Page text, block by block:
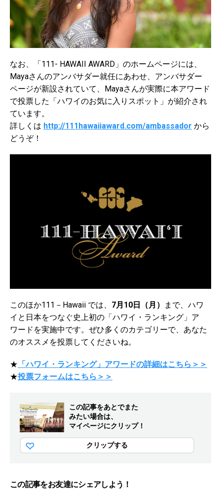
なお、「111- HAWAII AWARD」のホームページには、
Mayaさんのアンバサダー就任にあわせ、アンバサダー
ページが新設されていて、Mayaさんが実際に本アワード
で投票した「ハワイのお気に入りスポット」が紹介され
ています。
詳しくは http://111hawaiiaward.com/ambassador から
どうぞ！
このほか111－Hawaii では、 7月10日（月） まで、 ハワ
イと日本をつなぐ史上初の「ハワイ・ランキング」ア
ワードを実施中です。 ぜひ多くのカテゴリーで、あなた
のオススメを投票してくださいね。
★ 「ハワイ・ランキング」アワードの詳細はこちら＞＞
★投票フォームはこちら＞＞
この記事をあとでまた
みたい場合は、
マイページにクリップ！
クリップする
この記事をお友達にシェアしよう！